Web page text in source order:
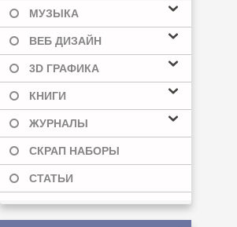
МУЗЫКА
ВЕБ ДИЗАЙН
3D ГРАФИКА
КНИГИ
ЖУРНАЛЫ
СКРАП НАБОРЫ
СТАТЬИ